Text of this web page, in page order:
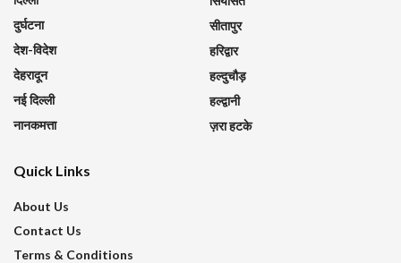
दुर्घटना
देश-विदेश
देहरादून
नई दिल्ली
नानकमत्ता
सीतापुर
हरिद्वार
हल्दुचौड़
हल्द्वानी
ज़रा हटके
Quick Links
About Us
Contact Us
Terms & Conditions